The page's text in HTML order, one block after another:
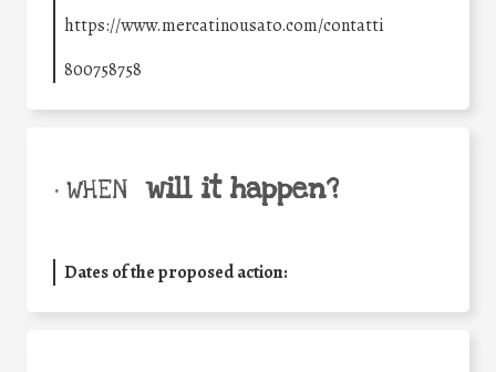
https://www.mercatinousato.com/contatti
800758758
• WHEN will it happen?
Dates of the proposed action: